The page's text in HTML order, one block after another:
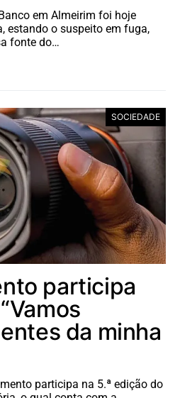
em Almeirim foi hoje
estando o suspeito em fuga,
fonte do…
SOCIEDADE
participa
da minha
participa na 5.ª edição do